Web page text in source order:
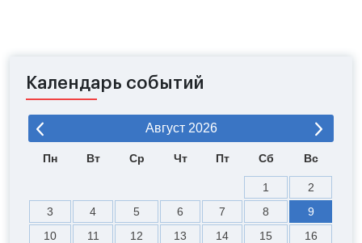
Календарь событий
Август 2026
Пн Вт Ср Чт Пт Сб Вс
1
2
3
4 5 6 7 8
9
10
11 12 13 14 15
16